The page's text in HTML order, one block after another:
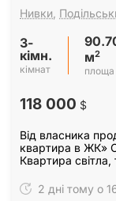
Нивки
3-
кімн.
кімнат
м2
площа
118 000 $
Від власника
квартира в ЖК»
Квартира
2 дні тому о